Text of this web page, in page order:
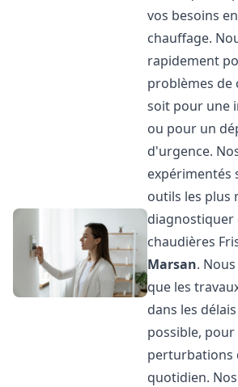
vos besoins
chauffage.
rapidement
problèmes de
soit pour une
ou pour un
d'urgence.
expérimentés
outils les plus
diagnostiquer
chaudières
Marsan.
que les
dans les
possible,
perturbations
quotidien.